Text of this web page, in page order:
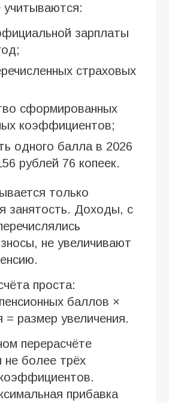
учитываются:
зарплаты
страховых
сформированных
коэффициентов;
одного балла в 2026
рублей 76 копеек.
только
занятость. Доходы, с
не увеличивают
проста:
баллов ×
= размер увеличения.
перерасчёте
не более трёх
прибавка